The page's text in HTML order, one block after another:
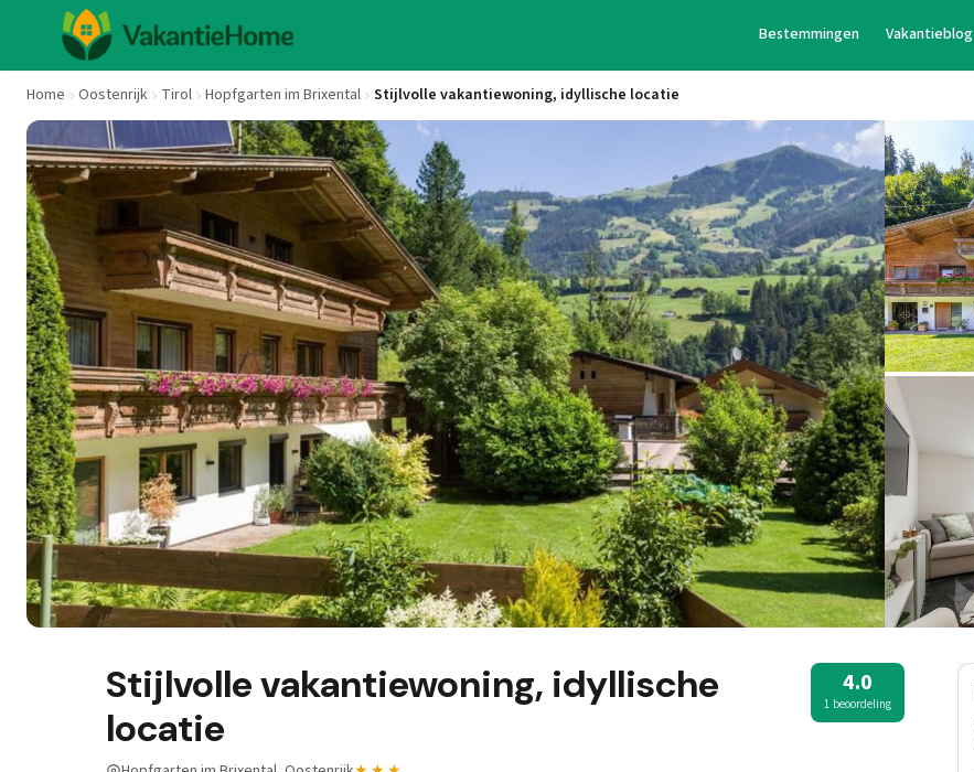
Bestemmingen Vakantieblog
Home Oostenrijk Tirol Hopfgarten im Brixental Stijlvolle vakantiewoning, idyllische locatie
Stijlvolle vakantiewoning, idyllische
locatie
4.0
1 beoordeling